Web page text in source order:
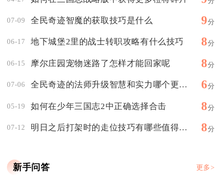
07-09 全民奇迹智魔的获取技巧是什么 9分
06-17 地下城堡2里的战士转职攻略有什么技巧 8分
06-15 摩尔庄园宠物迷路了怎样才能回家呢 8分
07-06 全民奇迹的法师升级智慧和实力哪个更为重要 6分
05-19 如何在少年三国志2中正确选择合击 8分
07-12 明日之后打架时的走位技巧有哪些值得学习 8分
新手问答 更多>